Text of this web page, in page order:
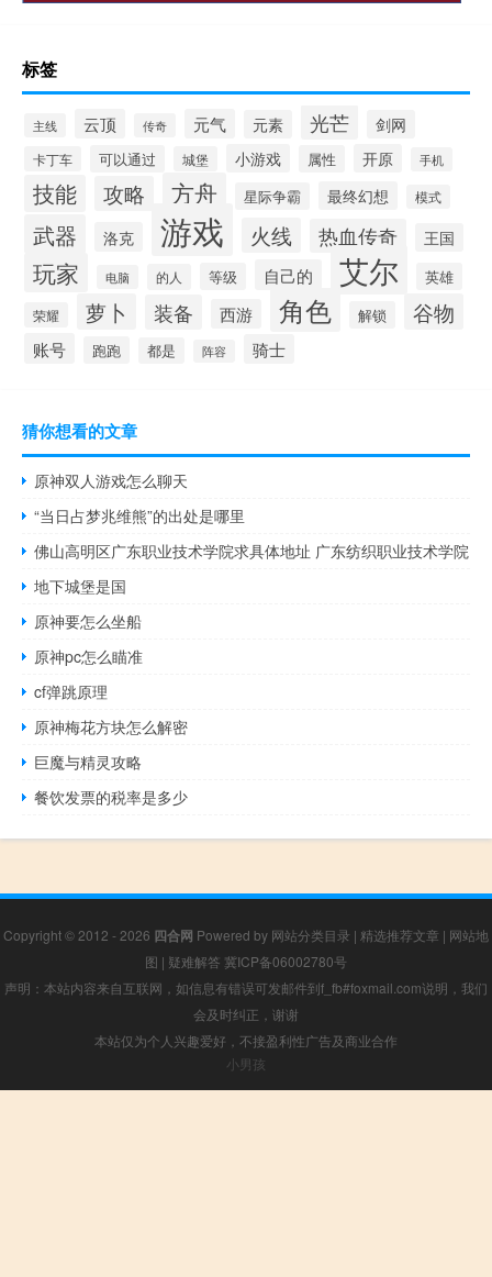
标签
主线 云顶 传奇 元气 元素 光芒 剑网
卡丁车 可以通过 城堡 小游戏 属性 开原 手机
技能 攻略 方舟 星际争霸 最终幻想 模式
武器 洛克 游戏 火线 热血传奇 王国
玩家 电脑 的人 等级 自己的 艾尔 英雄
荣耀 萝卜 装备 西游 角色 解锁 谷物
账号 跑跑 都是 阵容 骑士
猜你想看的文章
原神双人游戏怎么聊天
“当日占梦兆维熊”的出处是哪里
佛山高明区广东职业技术学院求具体地址 广东纺织职业技术学院
地下城堡是国
原神要怎么坐船
原神pc怎么瞄准
cf弹跳原理
原神梅花方块怎么解密
巨魔与精灵攻略
餐饮发票的税率是多少
Copyright © 2012 - 2026 四合网 Powered by 网站分类目录 | 精选推荐文章 | 网站地
图 | 疑难解答 冀ICP备06002780号
声明：本站内容来自互联网，如信息有错误可发邮件到f_fb#foxmail.com说明，我们
会及时纠正，谢谢
本站仅为个人兴趣爱好，不接盈利性广告及商业合作
小男孩